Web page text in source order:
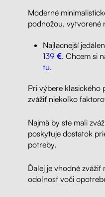
Moderné
podnožou, vytvorené
Najlacnejší
139 €. Chcem si
tu.
Pri výbere klasického
zvážiť niekoľko
Najmä by ste mali
poskytuje dostatok
potreby.
Ďalej je vhodné zvážiť
odolnosť voči